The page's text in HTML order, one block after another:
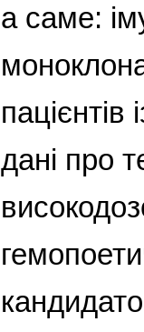
а саме:
дані про